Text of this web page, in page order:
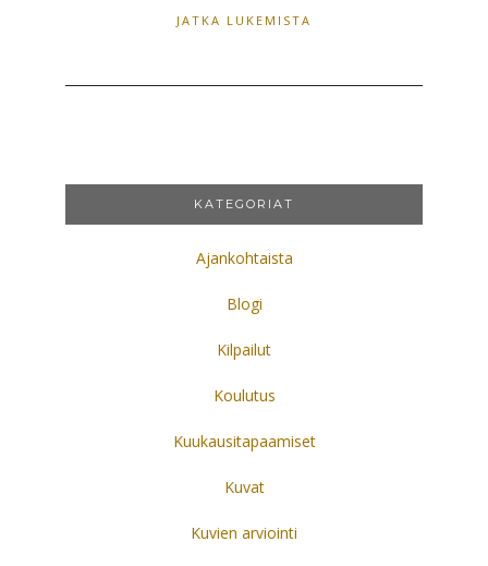
JATKA LUKEMISTA
KATEGORIAT
Ajankohtaista
Blogi
Kilpailut
Koulutus
Kuukausitapaamiset
Kuvat
Kuvien arviointi